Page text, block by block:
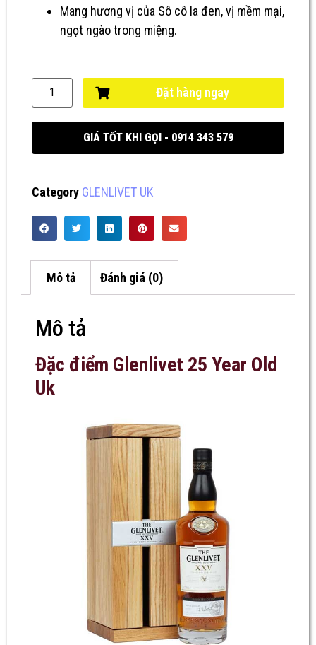
Mang hương vị của Sô cô la đen, vị mềm mại,
ngọt ngào trong miệng.
Đặt hàng ngay
GIÁ TỐT KHI GỌI - 0914 343 579
Category GLENLIVET UK
Mô tả Đánh giá (0)
Mô tả
Đặc điểm Glenlivet 25 Year Old
Uk